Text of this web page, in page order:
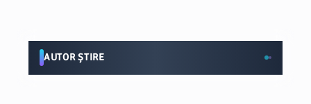
AUTOR ȘTIRE